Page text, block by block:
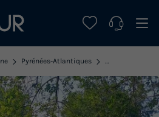
Pyrénées-Atlantiques Arthez de Bearn